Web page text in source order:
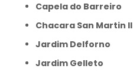
Capela do Barreiro
Chacara San Martin II
Jardim Delforno
Jardim Gelleto